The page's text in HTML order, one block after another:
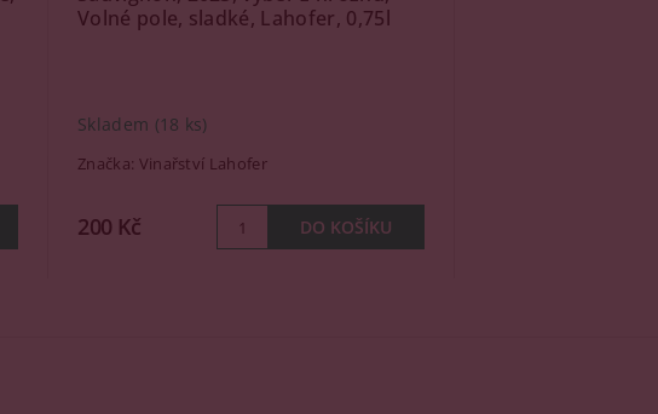
Volné pole, sladké, Lahofer, 0,75l
Skladem (18 ks)
Značka: Vinařství Lahofer
200 Kč